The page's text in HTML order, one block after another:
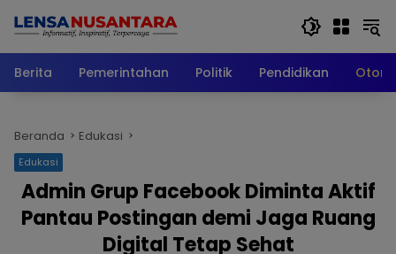
Berita
Pemerintahan Politik Pendidikan
Beranda Edukasi
Edukasi
Admin Grup Facebook Diminta Aktif
Pantau Postingan demi Jaga Ruang
Digital Tetap Sehat